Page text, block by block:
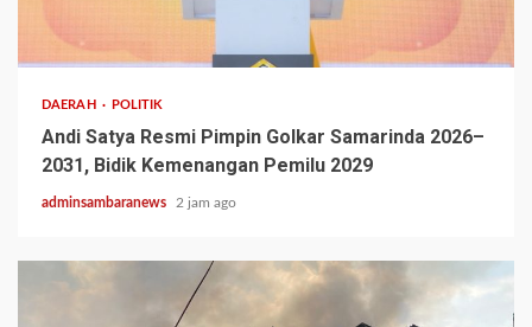
2 min read
DAERAH POLITIK
Andi Satya Resmi Pimpin Golkar Samarinda 2026–
2031, Bidik Kemenangan Pemilu 2029
adminsambaranews 2 jam ago